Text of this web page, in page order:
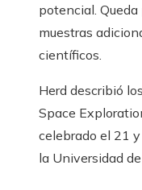
potencial.
muestras
científicos.
Herd describió
Space
celebrado el 21
la Universidad